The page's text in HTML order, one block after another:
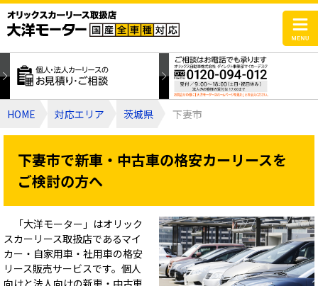
HOME 対応エリア 茨城県 下妻市
下妻市で新車・中古車の格安カーリースを
ご検討の方へ
「大洋モーター」はオリック
スカーリース取扱店であるマイ
カー・自家用車・社用車の格安
リース販売サービスです。個人
向けと法人向けの新車・中古車